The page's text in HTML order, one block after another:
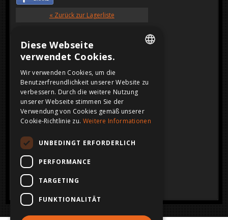
« Zurück zur Lagerliste
VERKAUFT
Klicken Sie auf das Bild für eine größere Ansicht
FRENCH
GERMAN
Diese Webseite
verwendet Cookies.
Wir verwenden Cookies, um die
Benutzerfreundlichkeit unserer Website zu
verbessern. Durch die weitere Nutzung
unserer Webseite stimmen Sie der
Verwendung von Cookies gemäß unserer
Cookie-Richtlinie zu. Weitere Informationen
UNBEDINGT ERFORDERLICH
PERFORMANCE
TARGETING
FUNKTIONALITÄT